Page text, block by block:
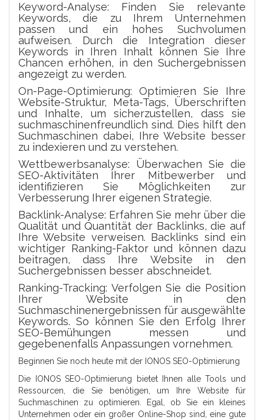
Keyword-Analyse: Finden Sie relevante
Keywords, die zu Ihrem Unternehmen
passen und ein hohes Suchvolumen
aufweisen. Durch die Integration dieser
Keywords in Ihren Inhalt können Sie Ihre
Chancen erhöhen, in den Suchergebnissen
angezeigt zu werden.
On-Page-Optimierung: Optimieren Sie Ihre
Website-Struktur, Meta-Tags, Überschriften
und Inhalte, um sicherzustellen, dass sie
suchmaschinenfreundlich sind. Dies hilft den
Suchmaschinen dabei, Ihre Website besser
zu indexieren und zu verstehen.
Wettbewerbsanalyse: Überwachen Sie die
SEO-Aktivitäten Ihrer Mitbewerber und
identifizieren Sie Möglichkeiten zur
Verbesserung Ihrer eigenen Strategie.
Backlink-Analyse: Erfahren Sie mehr über die
Qualität und Quantität der Backlinks, die auf
Ihre Website verweisen. Backlinks sind ein
wichtiger Ranking-Faktor und können dazu
beitragen, dass Ihre Website in den
Suchergebnissen besser abschneidet.
Ranking-Tracking: Verfolgen Sie die Position
Ihrer Website in den
Suchmaschinenergebnissen für ausgewählte
Keywords. So können Sie den Erfolg Ihrer
SEO-Bemühungen messen und
gegebenenfalls Anpassungen vornehmen.
Beginnen Sie noch heute mit der IONOS SEO-Optimierung
Die IONOS SEO-Optimierung bietet Ihnen alle Tools und
Ressourcen, die Sie benötigen, um Ihre Website für
Suchmaschinen zu optimieren. Egal, ob Sie ein kleines
Unternehmen oder ein großer Online-Shop sind, eine gute